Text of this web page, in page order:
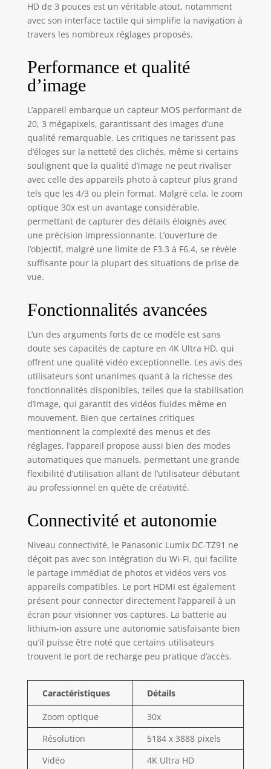
HD de 3 pouces est un véritable atout, notamment
avec son interface tactile qui simplifie la navigation à
travers les nombreux réglages proposés.
Performance et qualité
d’image
L’appareil embarque un capteur MOS performant de
20, 3 mégapixels, garantissant des images d’une
qualité remarquable. Les critiques ne tarissent pas
d’éloges sur la netteté des clichés, même si certains
soulignent que la qualité d’image ne peut rivaliser
avec celle des appareils photo à capteur plus grand
tels que les 4/3 ou plein format. Malgré cela, le zoom
optique 30x est un avantage considérable,
permettant de capturer des détails éloignés avec
une précision impressionnante. L’ouverture de
l’objectif, malgré une limite de F3.3 à F6.4, se révèle
suffisante pour la plupart des situations de prise de
vue.
Fonctionnalités avancées
L’un des arguments forts de ce modèle est sans
doute ses capacités de capture en 4K Ultra HD, qui
offrent une qualité vidéo exceptionnelle. Les avis des
utilisateurs sont unanimes quant à la richesse des
fonctionnalités disponibles, telles que la stabilisation
d’image, qui garantit des vidéos fluides même en
mouvement. Bien que certaines critiques
mentionnent la complexité des menus et des
réglages, l’appareil propose aussi bien des modes
automatiques que manuels, permettant une grande
flexibilité d’utilisation allant de l’utilisateur débutant
au professionnel en quête de créativité.
Connectivité et autonomie
Niveau connectivité, le Panasonic Lumix DC-TZ91 ne
déçoit pas avec son intégration du Wi-Fi, qui facilite
le partage immédiat de photos et vidéos vers vos
appareils compatibles. Le port HDMI est également
présent pour connecter directement l’appareil à un
écran pour visionner vos captures. La batterie au
lithium-ion assure une autonomie satisfaisante bien
qu’il puisse être noté que certains utilisateurs
trouvent le port de recharge peu pratique d’accès.
Caractéristiques Détails
Zoom optique
30x
Résolution
5184 x 3888 pixels
Vidéo
4K Ultra HD